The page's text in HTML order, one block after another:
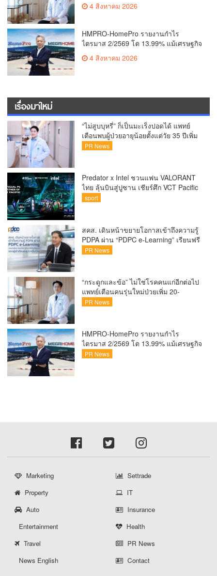
กระแสกีฬา
4 สิงหาคม 2026
HMPRO-HomePro รายงานกำไร
ไตรมาส 2/2569 โต 13.99% แม้เศรษฐกิจ
Private Brand ดัน Gross Margin เพิ่มขึ้น
4 สิงหาคม 2026
เรื่องมาใหม่
“ไม่สูบบุหรี่” ก็เป็นมะเร็งปอดได้ แพทย์
เตือนพบผู้ป่วยอายุน้อยตั้งแต่วัย 35 ปีเพิ่ม
ขึ้นคนไทยกว่า 70% รู้ตัวเมื่อโรคลุกลาม
PR News
Predator x Intel ชวนแฟน VALORANT
ไทย ลุ้นบินสู่ปูซาน เชียร์ศึก VCT Pacific
Finals Busan ประเทศเกาหลีใต้ Predator
สุดพิเศษตลอดทัวร์นาเมนต์
sport
สคส. เดินหน้าขยายโอกาสเข้าถึงความรู้
PDPA ผ่าน “PDPC e-Learning” เรียนฟรี
ทุกที่ ทุกเวลา พร้อมประกาศนียบัตร ต่อย
แล้ว
PR News
“กระดูกและข้อ” ไม่ใช่โรคคนแก่อีกต่อไป
แพทย์เตือนคนรุ่นใหม่ป่วยเพิ่ม 20-
30% เสี่ยง ‘ข้อเข่าเสื่อมก่อนวัย’ จาก
PR News
HMPRO-HomePro รายงานกำไร
ไตรมาส 2/2569 โต 13.99% แม้เศรษฐกิจ
ผันผวนเดินหน้าขยายสาขา เสริมพอร์ต
PR News
Marketing
Settrade
Property
IT
Auto
Insurance
Entertainment
Health
Travel
PR News
News English
Contact